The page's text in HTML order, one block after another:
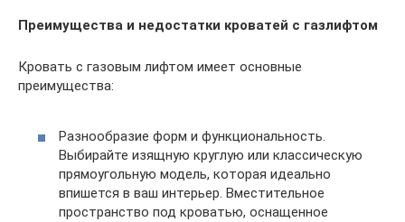
Преимущества и недостатки кроватей с газлифтом
Кровать с газовым лифтом имеет основные
преимущества:
Разнообразие форм и функциональность.
Выбирайте изящную круглую или классическую
прямоугольную модель, которая идеально
впишется в ваш интерьер. Вместительное
пространство под кроватью, оснащенное